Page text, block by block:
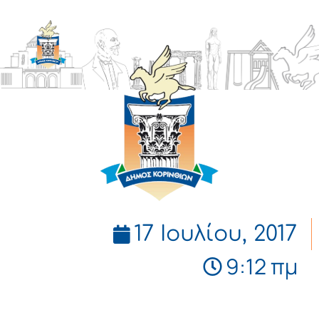
ΔΗΜΟΣ
ΚΟΡΙΝΘΙΩΝ
17 Ιουλίου, 2017
9:12 πμ